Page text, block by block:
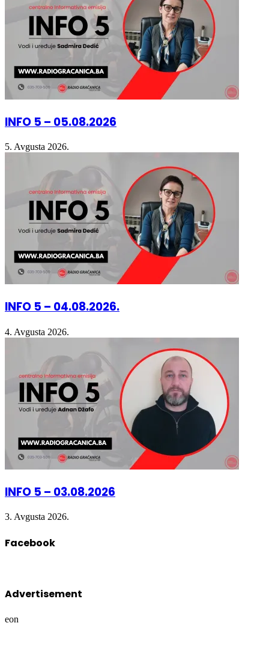
INFO 5 – 05.08.2026
5. Avgusta 2026.
INFO 5 – 04.08.2026.
4. Avgusta 2026.
INFO 5 – 03.08.2026
3. Avgusta 2026.
Facebook
eon